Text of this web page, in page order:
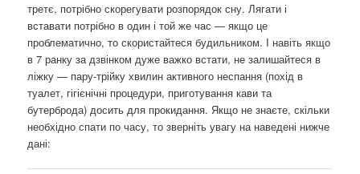
третє, потрібно скорегувати розпорядок сну. Лягати і
вставати потрібно в один і той же час — якщо це
проблематично, то скористайтеся будильником. І навіть якщо
в 7 ранку за дзвінком дуже важко встати, не залишайтеся в
ліжку — пару-трійку хвилин активного неспання (похід в
туалет, гігієнічні процедури, приготування кави та
бутерброда) досить для прокидання. Якщо не знаєте, скільки
необхідно спати по часу, то зверніть увагу на наведені нижче
дані: